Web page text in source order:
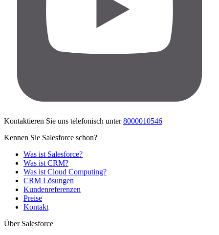
Kontaktieren Sie uns telefonisch unter 8000010546
Kennen Sie Salesforce schon?
Was ist Salesforce?
Was ist CRM?
Was ist Cloud Computing?
CRM Lösungen
Kundenreferenzen
Preise
Kontakt
Über Salesforce